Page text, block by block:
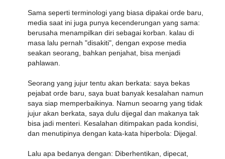
Sama seperti terminologi yang biasa dipakai orde baru,
media saat ini juga punya kecenderungan yang sama:
berusaha menampilkan diri sebagai korban. kalau di
masa lalu pernah "disakiti", dengan expose media
seakan seorang, bahkan penjahat, bisa menjadi
pahlawan.
Seorang yang jujur tentu akan berkata: saya bekas
pejabat orde baru, saya buat banyak kesalahan namun
saya siap memperbaikinya. Namun seoarng yang tidak
jujur akan berkata, saya dulu dijegal dan makanya tak
bisa jadi menteri. Kesalahan ditimpakan pada kondisi,
dan menutipinya dengan kata-kata hiperbola: Dijegal.
Lalu apa bedanya dengan: Diberhentikan, dipecat,